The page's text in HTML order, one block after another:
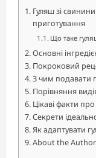
Гуляш зі
приготування
Що таке
Основні
Покроковий
З чим подавати
Порівняння
Цікаві факти
Секрети
Як адаптувати
About the Author